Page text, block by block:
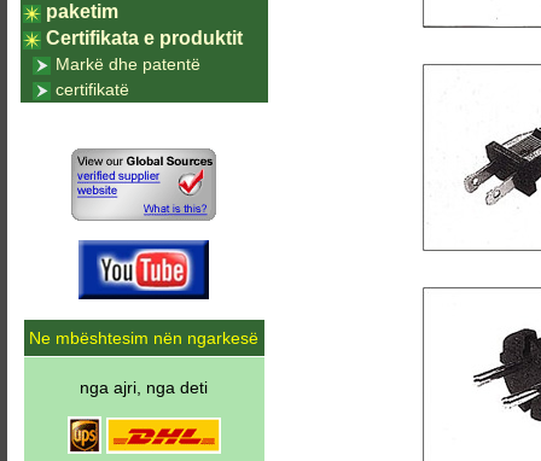
paketim
Certifikata e produktit
Markë dhe patentë
certifikatë
Ne mbështesim nën ngarkesë
nga ajri, nga deti